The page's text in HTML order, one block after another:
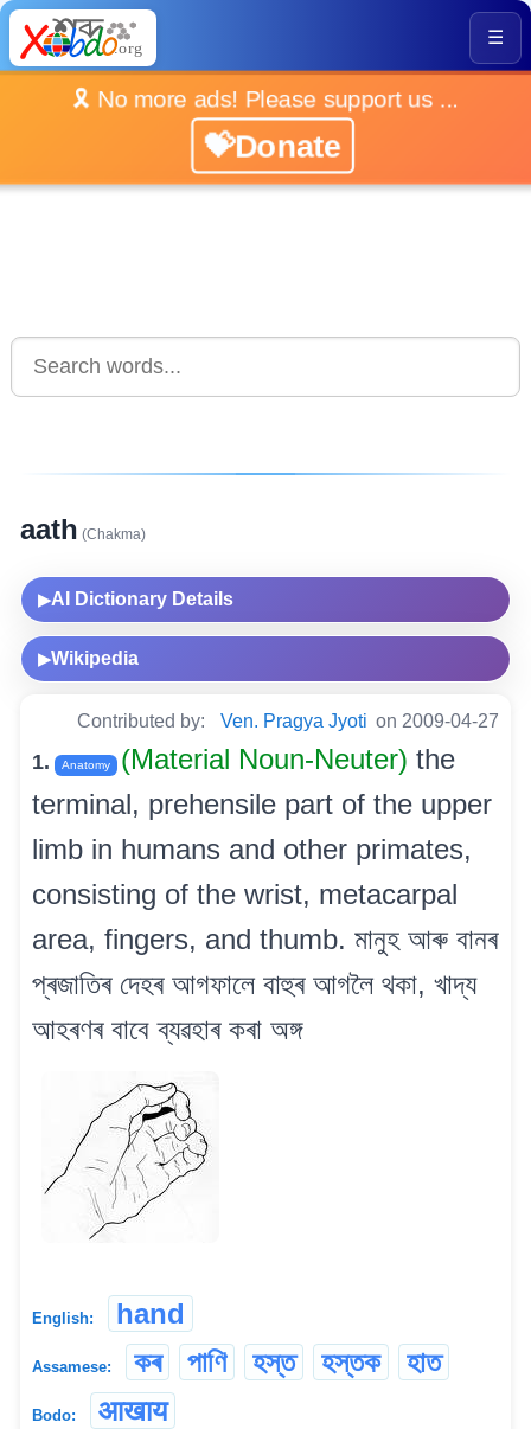
☰
🎗️ No more ads! Please support us ...
💝Donate
aath (Chakma)
▶AI Dictionary Details
▶Wikipedia
Contributed by: Ven. Pragya Jyoti on 2009-04-27
1. Anatomy (Material Noun-Neuter) the
terminal, prehensile part of the upper
limb in humans and other primates,
consisting of the wrist, metacarpal
area, fingers, and thumb. মানুহ আৰু বানৰ
প্ৰজাতিৰ দেহৰ আগফালে বাহুৰ আগলৈ থকা, খাদ্য
আহৰণৰ বাবে ব্যৱহাৰ কৰা অঙ্গ
English: hand
Assamese: কৰ পাণি হস্ত হস্তক হাত
Bodo: आखाय